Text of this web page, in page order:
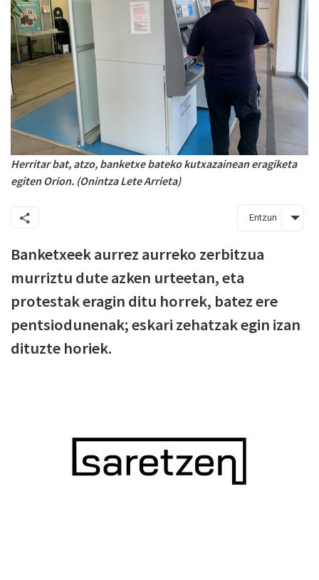
Herritar bat, atzo, banketxe bateko kutxazainean eragiketa
egiten Orion. (Onintza Lete Arrieta)
Entzun
Banketxeek aurrez aurreko zerbitzua
murriztu dute azken urteetan, eta
protestak eragin ditu horrek, batez ere
pentsiodunenak; eskari zehatzak egin izan
dituzte horiek.